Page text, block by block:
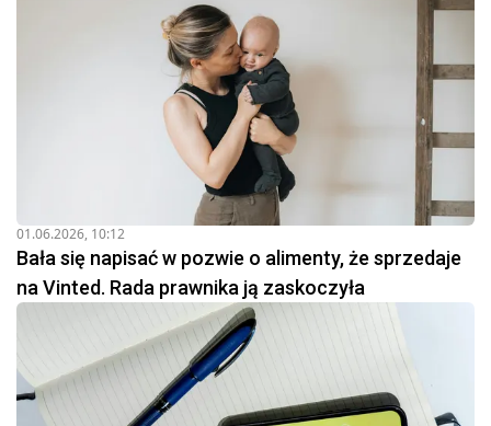
01.06.2026, 10:12
Bała się napisać w pozwie o alimenty, że sprzedaje
na Vinted. Rada prawnika ją zaskoczyła